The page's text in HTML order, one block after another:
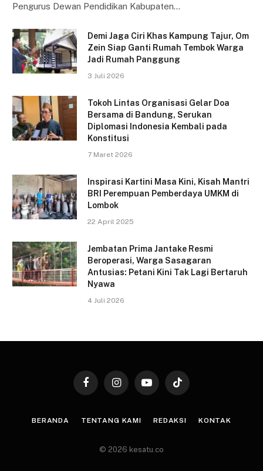
Pengurus Dewan Pendidikan Kabupaten…
Demi Jaga Ciri Khas Kampung Tajur, Om
Zein Siap Ganti Rumah Tembok Warga
Jadi Rumah Panggung
3 Juli 2026
Tokoh Lintas Organisasi Gelar Doa
Bersama di Bandung, Serukan
Diplomasi Indonesia Kembali pada
Konstitusi
7 Maret 2026
Inspirasi Kartini Masa Kini, Kisah Mantri
BRI Perempuan Pemberdaya UMKM di
Lombok
22 April 2025
Jembatan Prima Jantake Resmi
Beroperasi, Warga Sasagaran
Antusias: Petani Kini Tak Lagi Bertaruh
Nyawa
4 Juli 2026
FacebookInstagramYouTubeTikTok
BERANDA TENTANG KAMI REDAKSI KONTAK
© 2026 kesatu.co